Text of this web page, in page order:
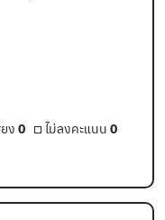
ง 0 ไม่ลงคะแนน 0